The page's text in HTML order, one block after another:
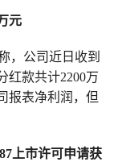
元
，公司近日收到
红款共计2200万
报表净利润，但
上市许可申请获